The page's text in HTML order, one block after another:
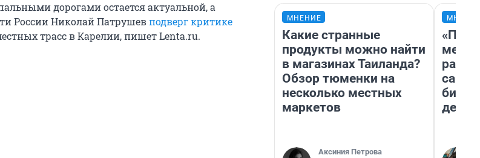
дорогами остается актуальной, а
России Николай Патрушевподверг критике
трасс в Карелии, пишет Lenta.ru.
МНЕНИЕ
Какие странные
продукты можно найти
в магазинах Таиланда?
Обзор тюменки на
несколько местных
маркетов
Аксиния Петрова